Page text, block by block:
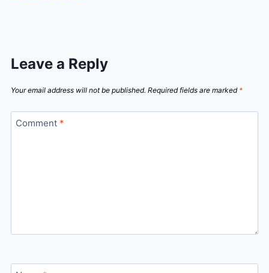
Leave a Reply
Your email address will not be published. Required fields are marked *
Comment *